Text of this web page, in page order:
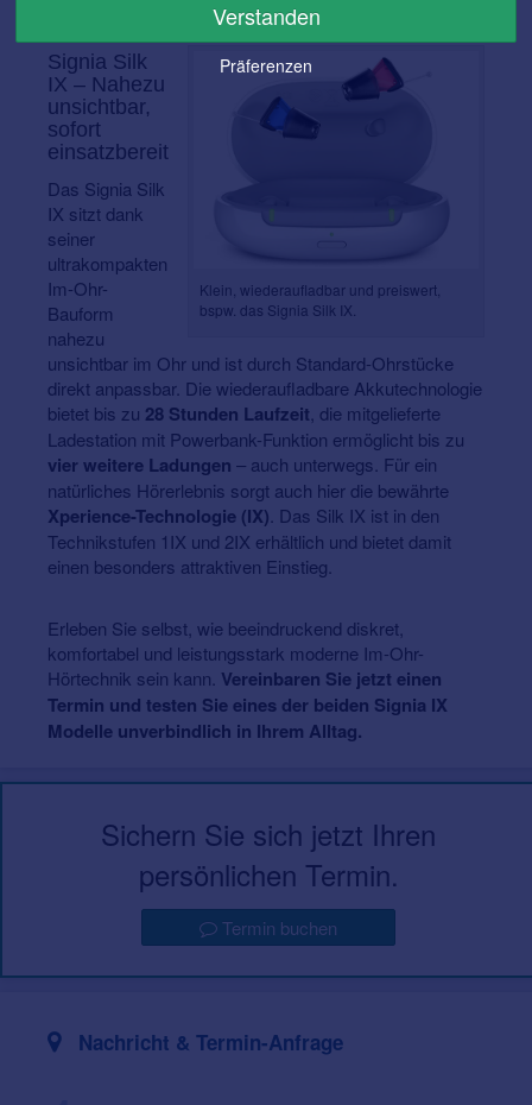
Klein, wiederaufladbar und preiswert,
bspw. das Signia Silk IX.
Signia Silk
IX – Nahezu
unsichtbar,
sofort
einsatzbereit
Das Signia Silk
IX sitzt dank
seiner
ultrakompakten
Im-Ohr-
Bauform
nahezu
unsichtbar im Ohr und ist durch Standard-Ohrstücke
direkt anpassbar. Die wiederaufladbare Akkutechnologie
bietet bis zu 28 Stunden Laufzeit , die mitgelieferte
Ladestation mit Powerbank-Funktion ermöglicht bis zu
vier weitere Ladungen – auch unterwegs. Für ein
natürliches Hörerlebnis sorgt auch hier die bewährte
Xperience-Technologie (IX) . Das Silk IX ist in den
Technikstufen 1IX und 2IX erhältlich und bietet damit
einen besonders attraktiven Einstieg.
Erleben Sie selbst, wie beeindruckend diskret,
komfortabel und leistungsstark moderne Im-Ohr-
Hörtechnik sein kann. Vereinbaren Sie jetzt einen
Termin und testen Sie eines der beiden Signia IX
Modelle unverbindlich in Ihrem Alltag.
Sichern Sie sich jetzt Ihren
persönlichen Termin.
Termin buchen
Nachricht & Termin-Anfrage
Verstanden
Präferenzen